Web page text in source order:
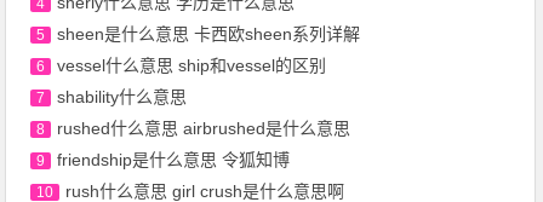
4
5 sheen是什么意思 卡西欧sheen系列详解
6 vessel什么意思 ship和vessel的区别
7 shability什么意思
8 rushed什么意思 airbrushed是什么意思
9 friendship是什么意思 令狐知博
10 rush什么意思 girl crush是什么意思啊